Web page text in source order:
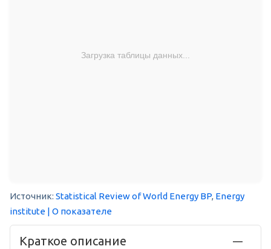
Загрузка таблицы данных...
Источник: Statistical Review of World Energy BP, Energy
institute | О показателе
Краткое описание